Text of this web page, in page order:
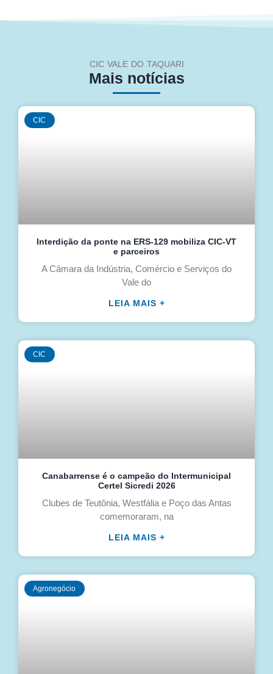
CIC VALE DO TAQUARI
Mais notícias
CIC
Interdição da ponte na ERS-129 mobiliza CIC-VT
e parceiros
A Câmara da Indústria, Comércio e Serviços do
Vale do
LEIA MAIS +
CIC
Canabarrense é o campeão do Intermunicipal
Certel Sicredi 2026
Clubes de Teutônia, Westfália e Poço das Antas
comemoraram, na
LEIA MAIS +
Agronegócio